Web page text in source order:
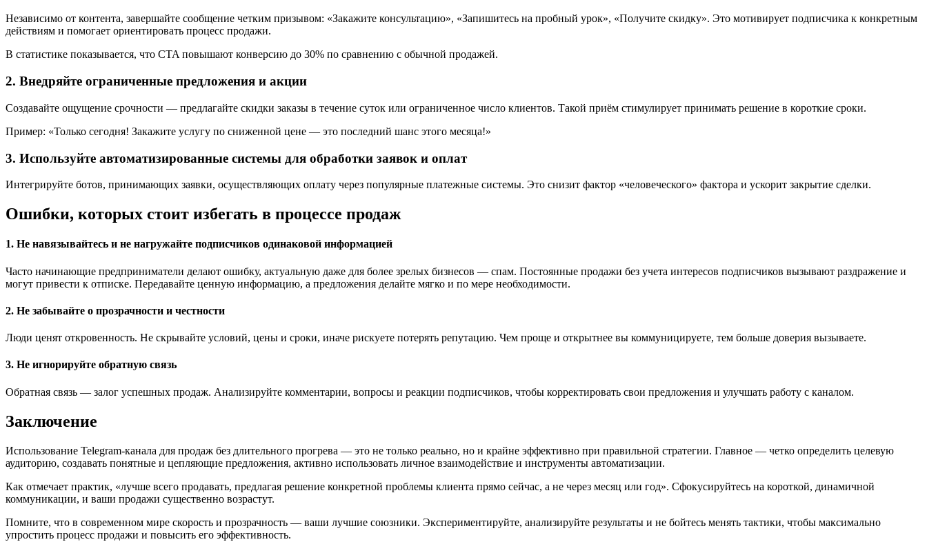
Независимо от контента, завершайте сообщение четким призывом: «Закажите консультацию», «Запишитесь на пробный урок», «Получите скидку». Это мотивирует подписчика к конкретным
действиям и помогает ориентировать процесс продажи.
В статистике показывается, что CTA повышают конверсию до 30% по сравнению с обычной продажей.
2. Внедряйте ограниченные предложения и акции
Создавайте ощущение срочности — предлагайте скидки заказы в течение суток или ограниченное число клиентов. Такой приём стимулирует принимать решение в короткие сроки.
Пример: «Только сегодня! Закажите услугу по сниженной цене — это последний шанс этого месяца!»
3. Используйте автоматизированные системы для обработки заявок и оплат
Интегрируйте ботов, принимающих заявки, осуществляющих оплату через популярные платежные системы. Это снизит фактор «человеческого» фактора и ускорит закрытие сделки.
Ошибки, которых стоит избегать в процессе продаж
1. Не навязывайтесь и не нагружайте подписчиков одинаковой информацией
Часто начинающие предприниматели делают ошибку, актуальную даже для более зрелых бизнесов — спам. Постоянные продажи без учета интересов подписчиков вызывают раздражение и
могут привести к отписке. Передавайте ценную информацию, а предложения делайте мягко и по мере необходимости.
2. Не забывайте о прозрачности и честности
Люди ценят откровенность. Не скрывайте условий, цены и сроки, иначе рискуете потерять репутацию. Чем проще и открытнее вы коммуницируете, тем больше доверия вызываете.
3. Не игнорируйте обратную связь
Обратная связь — залог успешных продаж. Анализируйте комментарии, вопросы и реакции подписчиков, чтобы корректировать свои предложения и улучшать работу с каналом.
Заключение
Использование Telegram-канала для продаж без длительного прогрева — это не только реально, но и крайне эффективно при правильной стратегии. Главное — четко определить целевую
аудиторию, создавать понятные и цепляющие предложения, активно использовать личное взаимодействие и инструменты автоматизации.
Как отмечает практик, «лучше всего продавать, предлагая решение конкретной проблемы клиента прямо сейчас, а не через месяц или год». Сфокусируйтесь на короткой, динамичной
коммуникации, и ваши продажи существенно возрастут.
Помните, что в современном мире скорость и прозрачность — ваши лучшие союзники. Экспериментируйте, анализируйте результаты и не бойтесь менять тактики, чтобы максимально
упростить процесс продажи и повысить его эффективность.